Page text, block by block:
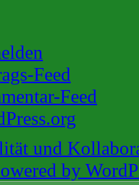
Feed
Feed
und
by